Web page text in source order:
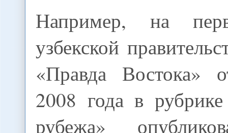
Например, на
узбекской
«Правда Востока»
2008 года в
рубежа»